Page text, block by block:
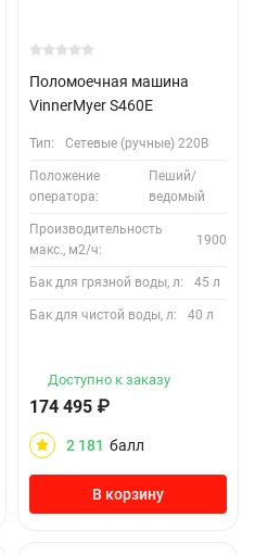
Поломоечная машина
VinnerMyer S460E
Тип: Сетевые (ручные) 220В
Положение
оператора:
Пеший/
ведомый
Производительность
макс., м2/ч:
1900
Бак для грязной воды, л: 45 л
Бак для чистой воды, л: 40 л
Доступно к заказу
174 495 ₽
2 181 балл
В корзину